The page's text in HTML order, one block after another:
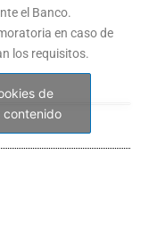
el Banco.
en caso de
los requisitos.
de